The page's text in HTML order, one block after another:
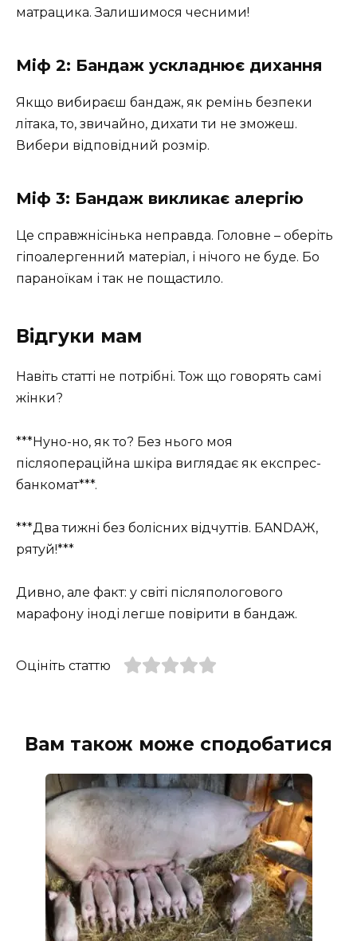
матрацика. Залишимося чесними!
Міф 2: Бандаж ускладнює дихання
Якщо вибираєш бандаж, як ремінь безпеки
літака, то, звичайно, дихати ти не зможеш.
Вибери відповідний розмір.
Міф 3: Бандаж викликає алергію
Це справжнісінька неправда. Головне – оберіть
гіпоалергенний матеріал, і нічого не буде. Бо
параноїкам і так не пощастило.
Відгуки мам
Навіть статті не потрібні. Тож що говорять самі
жінки?
***Нуно-но, як то? Без нього моя
післяопераційна шкіра виглядає як експрес-
банкомат***.
***Два тижні без болісних відчуттів. БANDAЖ,
рятуй!***
Дивно, але факт: у світі післяпологового
марафону іноді легше повірити в бандаж.
Оцініть статтю
Вам також може сподобатися